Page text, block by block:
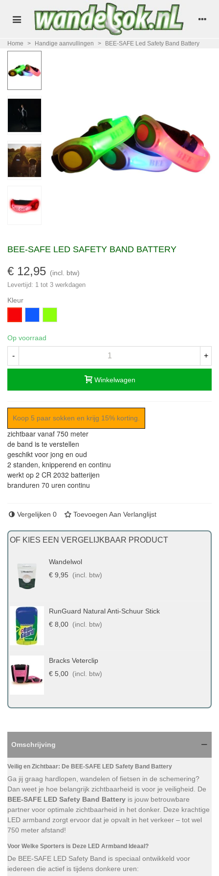
Home > Handige aanvullingen > BEE-SAFE Led Safety Band Battery
BEE-SAFE LED SAFETY BAND BATTERY
€ 12,95 (incl. btw)
Levertijd: 1 tot 3 werkdagen
Kleur
groen
Op voorraad
- +
Winkelwagen
Koop 5 paar sokken en krijg 15% korting.
zichtbaar vanaf 750 meter
de band is te verstellen
geschikt voor jong en oud
2 standen, knipperend en continu
werkt op 2 CR 2032 batterijen
branduren 70 uren continu
Vergelijken 0 Toevoegen Aan Verlanglijst
OF KIES EEN VERGELIJKBAAR PRODUCT
Wandelwol
€ 9,95
(incl. btw)
RunGuard Natural Anti-Schuur Stick
€ 8,00 (incl. btw)
Bracks Veterclip
€ 5,00 (incl. btw)
Omschrijving
Veilig en Zichtbaar: De BEE-SAFE LED Safety Band Battery
Ga jij graag hardlopen, wandelen of fietsen in de schemering?
Dan weet je hoe belangrijk zichtbaarheid is voor je veiligheid. De
BEE-SAFE LED Safety Band Battery is jouw betrouwbare
partner voor optimale zichtbaarheid in het donker. Deze krachtige
LED armband zorgt ervoor dat je opvalt in het verkeer – tot wel
750 meter afstand!
Voor Welke Sporters is Deze LED Armband Ideaal?
De BEE-SAFE LED Safety Band is speciaal ontwikkeld voor
iedereen die actief is tijdens donkere uren: